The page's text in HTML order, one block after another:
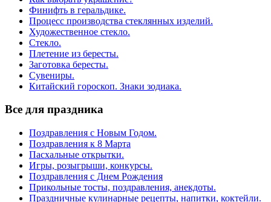
Финифть в геральдике.
Процесс производства стеклянных изделий.
Художественное стекло.
Стекло.
Плетение из бересты.
Заготовка бересты.
Сувениры.
Китайский гороскоп. Знаки зодиака.
Все для праздника
Поздравления с Новым Годом.
Поздравления к 8 Марта
Пасхальные открытки.
Игры, розыгрыши, конкурсы.
Поздравления с Днем Рождения
Прикольные тосты, поздравления, анекдоты.
Праздничные кулинарные рецепты, напитки, коктейли.